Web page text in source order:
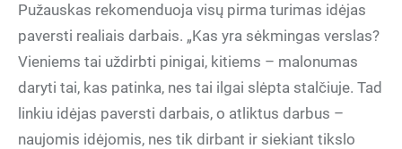
Pužauskas rekomenduoja visų pirma turimas idėjas
paversti realiais darbais. „Kas yra sėkmingas verslas?
Vieniems tai uždirbti pinigai, kitiems – malonumas
daryti tai, kas patinka, nes tai ilgai slėpta stalčiuje. Tad
linkiu idėjas paversti darbais, o atliktus darbus –
naujomis idėjomis, nes tik dirbant ir siekiant tikslo